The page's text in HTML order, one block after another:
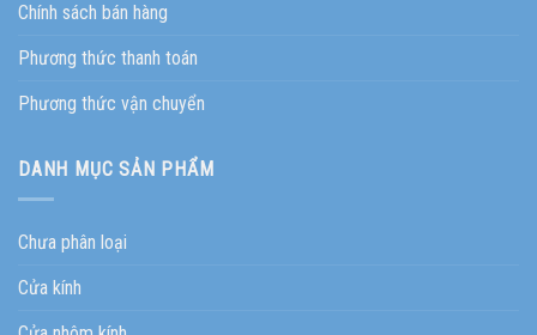
Chính sách bán hàng
Phương thức thanh toán
Phương thức vận chuyển
DANH MỤC SẢN PHẨM
Chưa phân loại
Cửa kính